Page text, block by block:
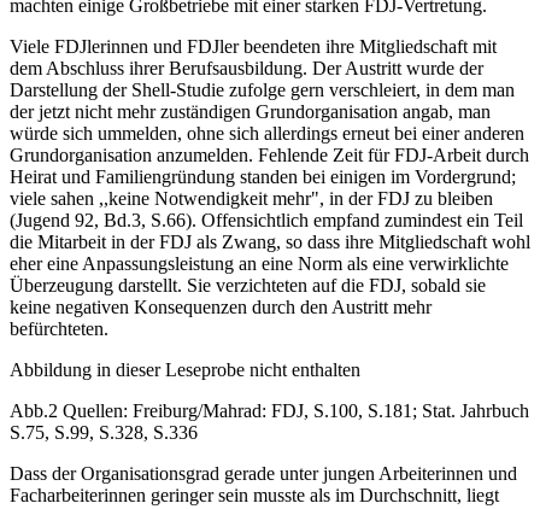
machten einige Großbetriebe mit einer starken FDJ-Vertretung.
Viele FDJlerinnen und FDJler beendeten ihre Mitgliedschaft mit
dem Abschluss ihrer Berufsausbildung. Der Austritt wurde der
Darstellung der Shell-Studie zufolge gern verschleiert, in dem man
der jetzt nicht mehr zuständigen Grundorganisation angab, man
würde sich ummelden, ohne sich allerdings erneut bei einer anderen
Grundorganisation anzumelden. Fehlende Zeit für FDJ-Arbeit durch
Heirat und Familiengründung standen bei einigen im Vordergrund;
viele sahen ,,keine Notwendigkeit mehr", in der FDJ zu bleiben
(Jugend 92, Bd.3, S.66). Offensichtlich empfand zumindest ein Teil
die Mitarbeit in der FDJ als Zwang, so dass ihre Mitgliedschaft wohl
eher eine Anpassungsleistung an eine Norm als eine verwirklichte
Überzeugung darstellt. Sie verzichteten auf die FDJ, sobald sie
keine negativen Konsequenzen durch den Austritt mehr
befürchteten.
Abbildung in dieser Leseprobe nicht enthalten
Abb.2 Quellen: Freiburg/Mahrad: FDJ, S.100, S.181; Stat. Jahrbuch
S.75, S.99, S.328, S.336
Dass der Organisationsgrad gerade unter jungen Arbeiterinnen und
Facharbeiterinnen geringer sein musste als im Durchschnitt, liegt